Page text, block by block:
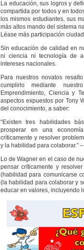
La educación, sus logros y
compartida por todos y en
los mismos estudiantes, sus
más altos mando del sistema
Léase más participación
Sin educación de calidad en
ni ciencia ni tecnología de
intereses nacionales.
Para nuestros novatos
cumplirlo mediante
Emprendimiento, Ciencia y
aspectos expuestos por Tony
del conocimiento, a saber:
“Existen tres habilidades
prosperar en una
críticamente y resolver
y la habilidad para colaborar.”
Lo de Wagner en el caso de
pensar críticamente y
(habilidad para comunicarse
(la habilidad para colaborar y
educar en valores, incluyendo